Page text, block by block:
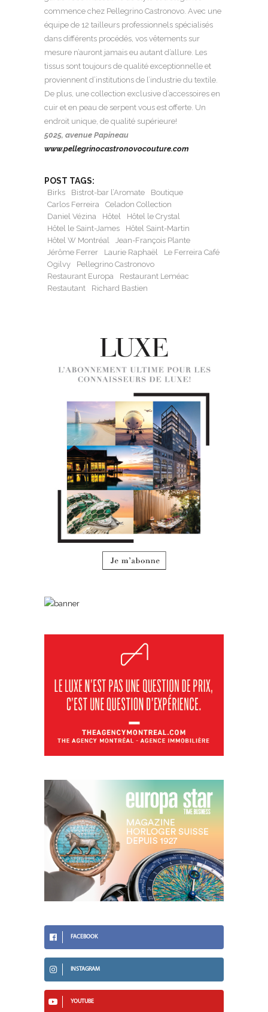
commence chez Pellegrino Castronovo. Avec une
équipe de 12 tailleurs professionnels spécialisés
dans différents procédés, vos vêtements sur
mesure n’auront jamais eu autant d’allure. Les
tissus sont toujours de qualité exceptionnelle et
proviennent d’institutions de l’industrie du textile.
De plus, une collection exclusive d’accessoires en
cuir et en peau de serpent vous est offerte. Un
endroit unique, de qualité supérieure!
5025, avenue Papineau
www.pellegrinocastronovocouture.com
POST TAGS:
Birks Bistrot-bar l’Aromate
Boutique
Carlos Ferreira
Celadon Collection
Daniel Vézina
Hôtel
Hôtel le Crystal
Hôtel le Saint-James
Hôtel Saint-Martin
Hôtel W Montréal
Jean-François Plante
Jérôme Ferrer
Laurie Raphaël
Le Ferreira Café
Ogilvy
Pellegrino Castronovo
Restaurant Europa
Restaurant Leméac
Restautant
Richard Bastien
FACEBOOK
INSTAGRAM
YOUTUBE